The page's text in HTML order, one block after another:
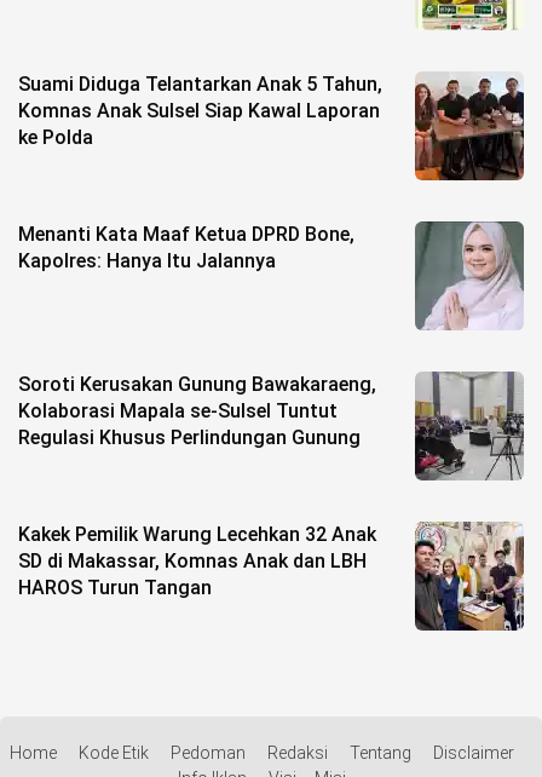
Suami Diduga Telantarkan Anak 5 Tahun,
Komnas Anak Sulsel Siap Kawal Laporan
ke Polda
Menanti Kata Maaf Ketua DPRD Bone,
Kapolres: Hanya Itu Jalannya
Soroti Kerusakan Gunung Bawakaraeng,
Kolaborasi Mapala se-Sulsel Tuntut
Regulasi Khusus Perlindungan Gunung
Kakek Pemilik Warung Lecehkan 32 Anak
SD di Makassar, Komnas Anak dan LBH
HAROS Turun Tangan
Home Kode Etik Pedoman Redaksi Tentang
Disclaimer